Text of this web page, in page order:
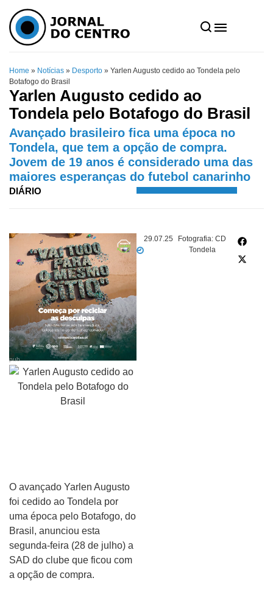
Home » Notícias » Desporto » Yarlen Augusto cedido ao Tondela pelo
Botafogo do Brasil
Yarlen Augusto cedido ao
Tondela pelo Botafogo do Brasil
Avançado brasileiro fica uma época no
Tondela, que tem a opção de compra.
Jovem de 19 anos é considerado uma das
maiores esperanças do futebol canarinho
DIÁRIO
29.07.25
Fotografia: CD
Tondela
pub
O avançado Yarlen Augusto
foi cedido ao Tondela por
uma época pelo Botafogo, do
Brasil, anunciou esta
segunda-feira (28 de julho) a
SAD do clube que ficou com
a opção de compra.